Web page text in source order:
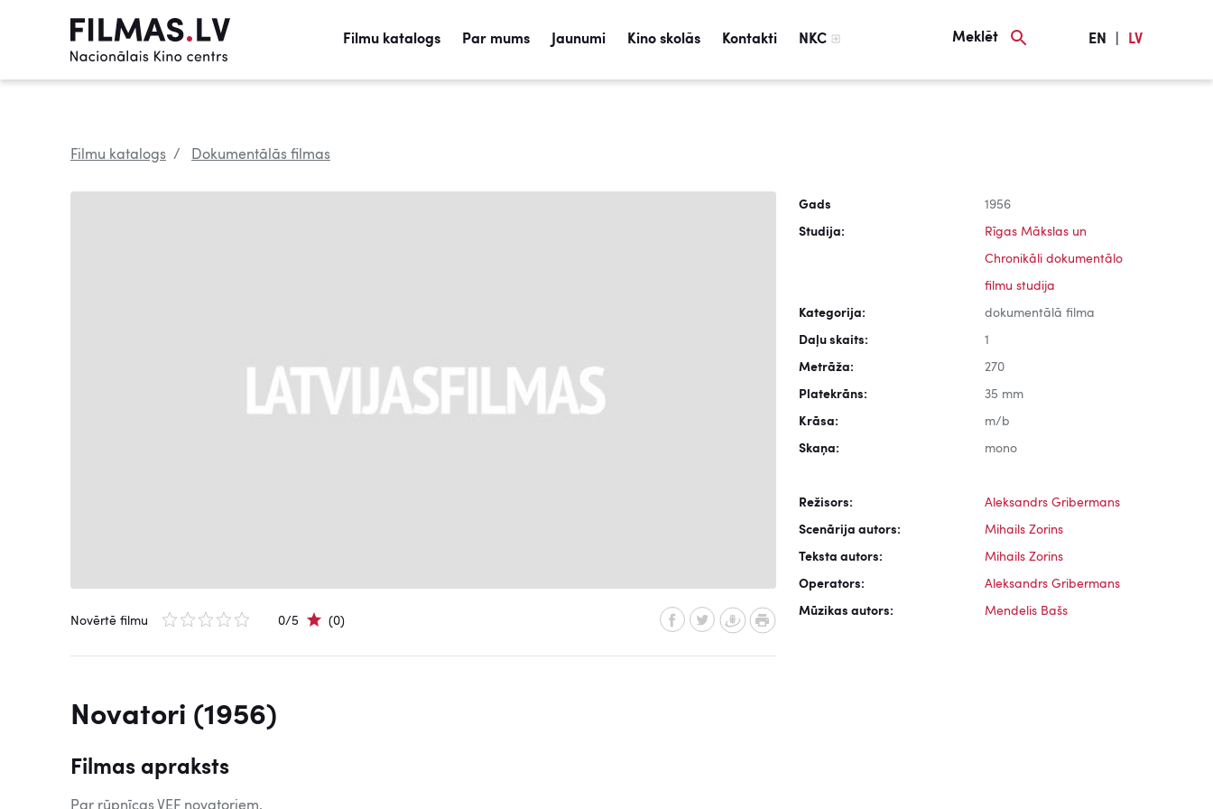
Filmu katalogs Par mums Jaunumi Kino skolās Kontakti NKC Meklēt EN LV
Filmu katalogs Dokumentālās filmas
Novērtē filmu 0/5 (0)
Novatori (1956)
Filmas apraksts
Gads 1956
Studija: Rīgas Mākslas un
Chronikāli dokumentālo
filmu studija
Kategorija: dokumentālā filma
Daļu skaits: 1
Metrāža: 270
Platekrāns: 35 mm
Krāsa: m/b
Skaņa: mono
Režisors: Aleksandrs Gribermans
Scenārija autors: Mihails Zorins
Teksta autors: Mihails Zorins
Operators: Aleksandrs Gribermans
Mūzikas autors: Mendelis Bašs